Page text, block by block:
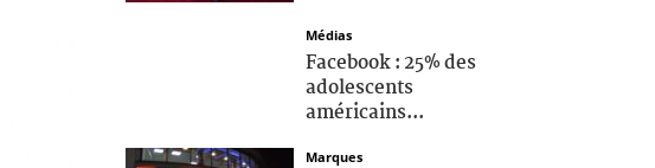
Médias
Facebook : 25% des
adolescents
américains...
Marques